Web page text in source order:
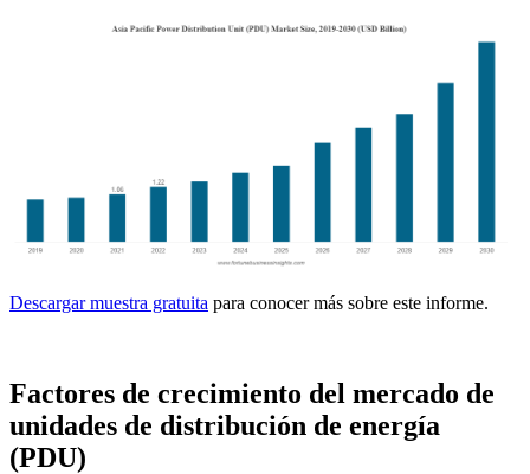
Descargar muestra gratuita para conocer más sobre este informe.
Factores de crecimiento del mercado de
unidades de distribución de energía
(PDU)